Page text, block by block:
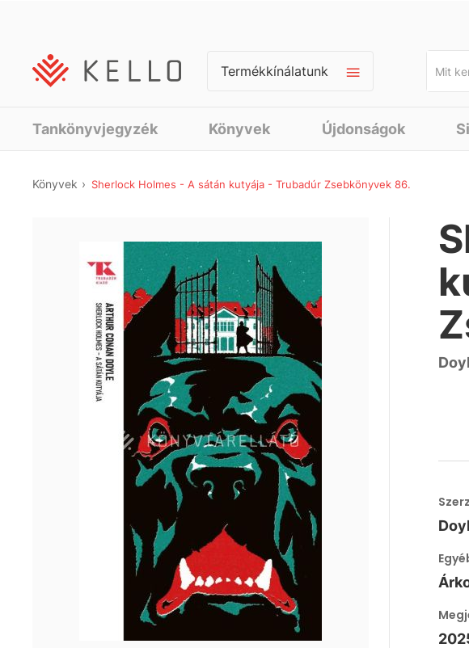
Termékkínálatunk
Tankönyvjegyzék Könyvek Újdonságok
Könyvek Sherlock Holmes - A sátán kutyája - Trubadúr Zsebkönyvek 86.